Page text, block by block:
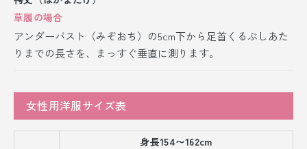
草履の場合
アンダーバスト（みぞおち）の5cm下から足首くるぶしあた
りまでの長さを、まっすぐ垂直に測ります。
女性用洋服サイズ表
身長154〜162cm